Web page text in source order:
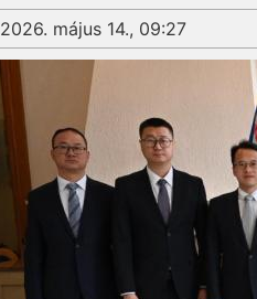
2026. május 14., 09:27